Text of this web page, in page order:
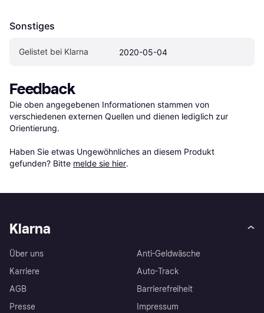
Sonstiges
Gelistet bei Klarna 2020-05-04
Feedback
Die oben angegebenen Informationen stammen von
verschiedenen externen Quellen und dienen lediglich zur
Orientierung.
Haben Sie etwas Ungewöhnliches an diesem Produkt
gefunden? Bitte melde sie hier.
Klarna
Über uns
Karriere
AGB
Presse
Anti-Geldwäsche
Auto-Track
Barrierefreiheit
Impressum